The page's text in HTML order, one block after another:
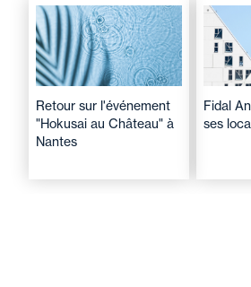
Retour sur l'événement
"Hokusai au Château" à
Nantes
Fidal
ses